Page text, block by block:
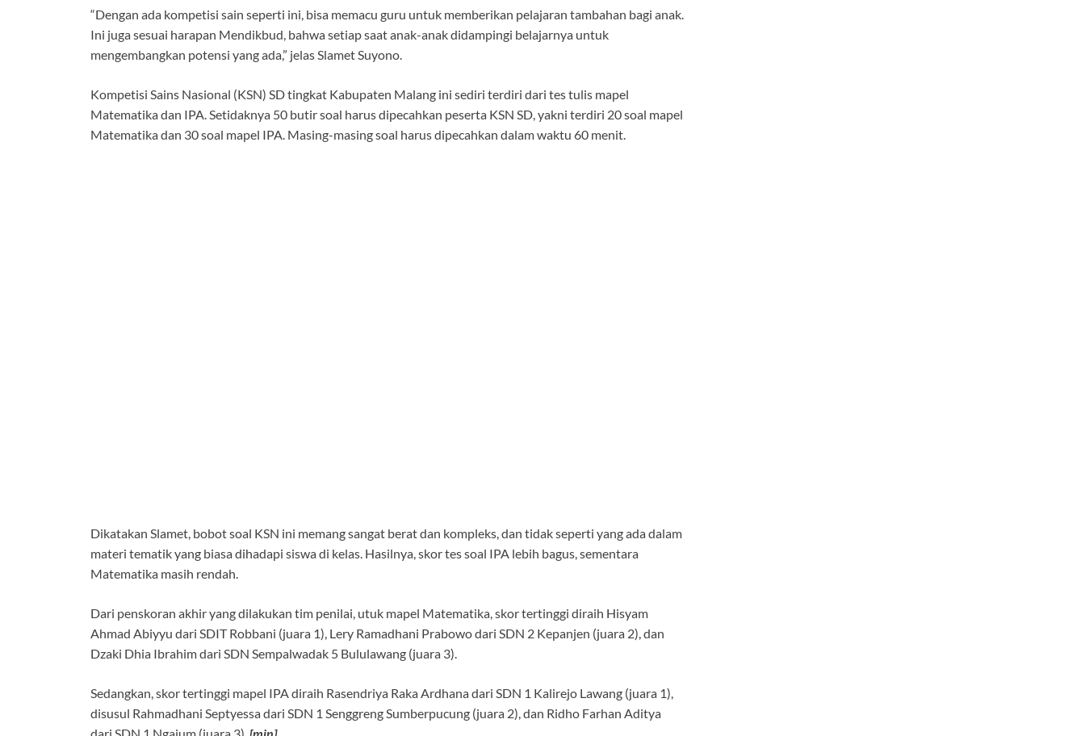
“Dengan ada kompetisi sain seperti ini, bisa memacu guru untuk memberikan pelajaran tambahan bagi anak.
Ini juga sesuai harapan Mendikbud, bahwa setiap saat anak-anak didampingi belajarnya untuk
mengembangkan potensi yang ada,” jelas Slamet Suyono.
Kompetisi Sains Nasional (KSN) SD tingkat Kabupaten Malang ini sediri terdiri dari tes tulis mapel
Matematika dan IPA. Setidaknya 50 butir soal harus dipecahkan peserta KSN SD, yakni terdiri 20 soal mapel
Matematika dan 30 soal mapel IPA. Masing-masing soal harus dipecahkan dalam waktu 60 menit.
Dikatakan Slamet, bobot soal KSN ini memang sangat berat dan kompleks, dan tidak seperti yang ada dalam
materi tematik yang biasa dihadapi siswa di kelas. Hasilnya, skor tes soal IPA lebih bagus, sementara
Matematika masih rendah.
Dari penskoran akhir yang dilakukan tim penilai, utuk mapel Matematika, skor tertinggi diraih Hisyam
Ahmad Abiyyu dari SDIT Robbani (juara 1), Lery Ramadhani Prabowo dari SDN 2 Kepanjen (juara 2), dan
Dzaki Dhia Ibrahim dari SDN Sempalwadak 5 Bululawang (juara 3).
Sedangkan, skor tertinggi mapel IPA diraih Rasendriya Raka Ardhana dari SDN 1 Kalirejo Lawang (juara 1),
disusul Rahmadhani Septyessa dari SDN 1 Senggreng Sumberpucung (juara 2), dan Ridho Farhan Aditya
dari SDN 1 Ngajum (juara 3). [min]